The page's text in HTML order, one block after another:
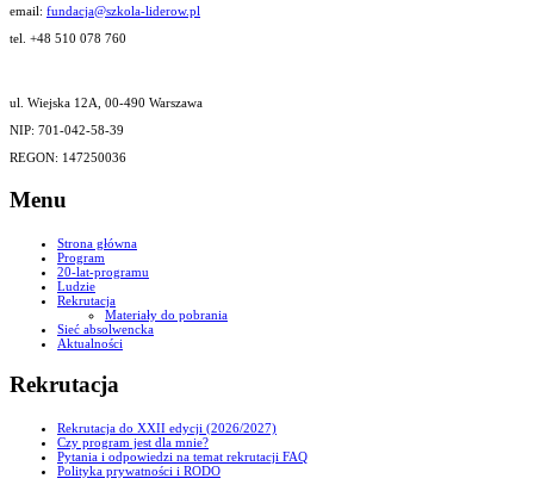
email: fundacja@szkola-liderow.pl
tel. +48 510 078 760
ul. Wiejska 12A, 00-490 Warszawa
NIP: 701-042-58-39
REGON: 147250036
Menu
Strona główna
Program
20-lat-programu
Ludzie
Rekrutacja
Materiały do pobrania
Sieć absolwencka
Aktualności
Rekrutacja
Rekrutacja do XXII edycji (2026/2027)
Czy program jest dla mnie?
Pytania i odpowiedzi na temat rekrutacji FAQ
Polityka prywatności i RODO